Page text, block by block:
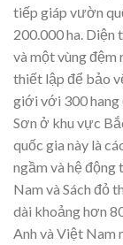
tiếp giáp vườn
200.000 ha. Diện
và một vùng đệm
thiết lập để bảo
giới với 300 hang
Sơn ở khu vực
quốc gia này là
ngầm và hệ động
Nam và Sách đỏ
dài khoảng hơn
Anh và Việt Nam